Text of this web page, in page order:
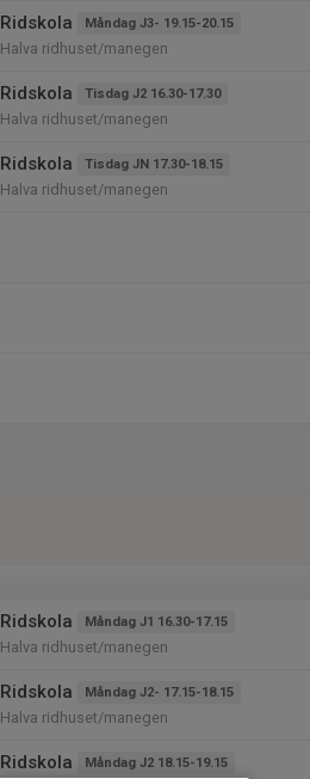
Ridskola Måndag J3- 19.15-20.15
Halva ridhuset/manegen
Ridskola Tisdag J2 16.30-17.30
Halva ridhuset/manegen
Ridskola Tisdag JN 17.30-18.15
Halva ridhuset/manegen
Ridskola Måndag J1 16.30-17.15
Halva ridhuset/manegen
Ridskola Måndag J2- 17.15-18.15
Halva ridhuset/manegen
Ridskola Måndag J2 18.15-19.15